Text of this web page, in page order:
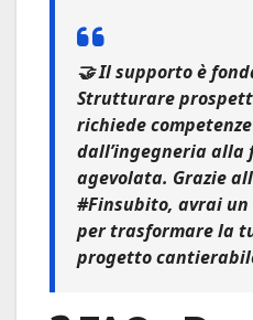
🤝Il supporto è
Strutturare
richiede
dall’ingegneria alla
agevolata. Grazie
#Finsubito, avrai
per trasformare la
progetto